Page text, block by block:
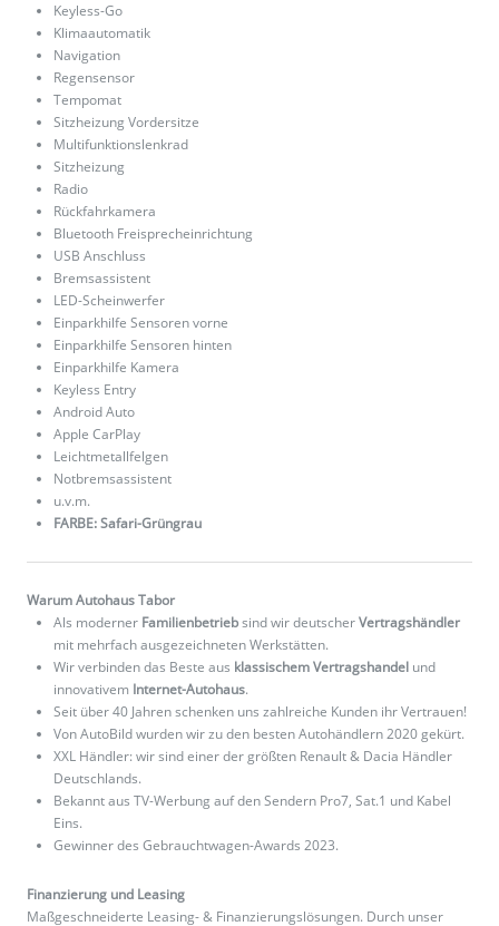
Keyless-Go
Klimaautomatik
Navigation
Regensensor
Tempomat
Sitzheizung Vordersitze
Multifunktionslenkrad
Sitzheizung
Radio
Rückfahrkamera
Bluetooth Freisprecheinrichtung
USB Anschluss
Bremsassistent
LED-Scheinwerfer
Einparkhilfe Sensoren vorne
Einparkhilfe Sensoren hinten
Einparkhilfe Kamera
Keyless Entry
Android Auto
Apple CarPlay
Leichtmetallfelgen
Notbremsassistent
u.v.m.
FARBE: Safari-Grüngrau
Warum Autohaus Tabor
Als moderner Familienbetriebsind wir deutscherVertragshändler
mit mehrfach ausgezeichneten Werkstätten.
Wir verbinden das Beste aus klassischem Vertragshandel und
innovativem Internet-Autohaus.
Seit über 40 Jahren schenken uns zahlreiche Kunden ihr Vertrauen!
Von AutoBild wurden wir zu den besten Autohändlern 2020 gekürt.
XXL Händler: wir sind einer der größten Renault & Dacia Händler
Deutschlands.
Bekannt aus TV-Werbung auf den Sendern Pro7, Sat.1 und Kabel
Eins.
Gewinner des Gebrauchtwagen-Awards 2023.
Finanzierung und Leasing
Maßgeschneiderte Leasing- & Finanzierungslösungen. Durch unser